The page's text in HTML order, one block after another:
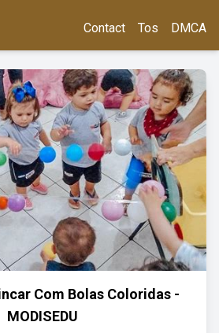
Contact Tos DMCA
Com Bolas Coloridas -
MODISEDU